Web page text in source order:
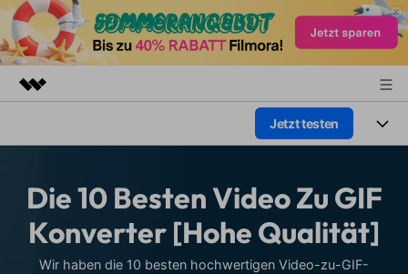
Dienstprogramme
Überblick
Lösungen
Presseraum
Jetzt testen
Plattformen
Funktionen
Video/Foto
Lösungen
Die 10 Besten Video Zu GIF
Konverter [Hohe Qualität]
Wir haben die 10 besten hochwertigen Video-zu-GIF-